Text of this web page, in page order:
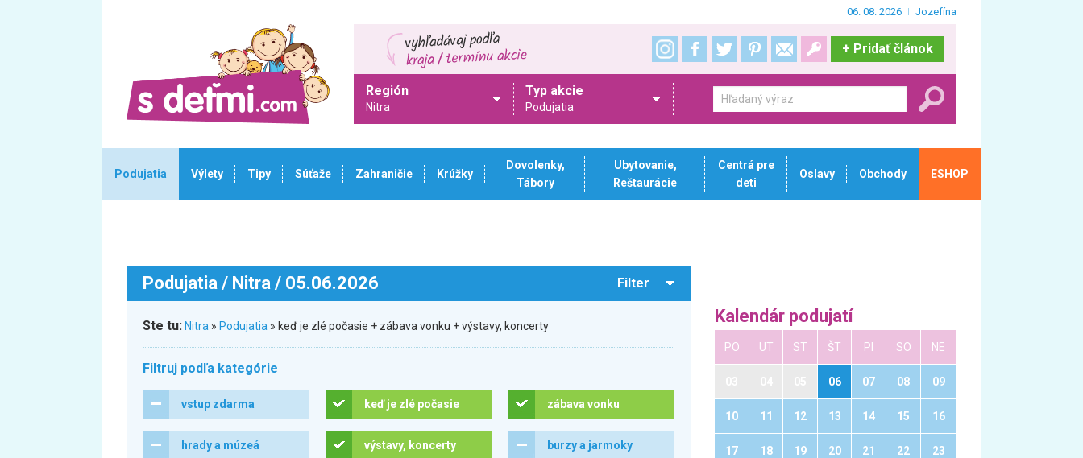
06. 08. 2026 Jozefína
+ Pridať článok
Región
Nitra
Typ akcie
Podujatia
Podujatia Výlety Tipy Súťaže Zahraničie Krúžky
Dovolenky,
Tábory
Ubytovanie,
Reštaurácie
Centrá pre
deti
Oslavy Obchody ESHOP
Podujatia / Nitra / 05.06.2026 Filter
Ste tu: Nitra » Podujatia » keď je zlé počasie + zábava vonku + výstavy, koncerty
Filtruj podľa kategórie
vstup zdarma keď je zlé počasie zábava vonku
hrady a múzeá výstavy, koncerty burzy a jarmoky
Kalendár podujatí
PO UT ST ŠT PI SO NE
06 07 08 09
10 11 12 13 14 15 16
17 18 19 20 21 22 23